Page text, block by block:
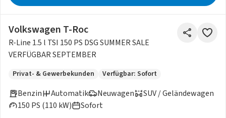
Volkswagen T-Roc
R-Line 1.5 l TSI 150 PS DSG SUMMER SALE
VERFÜGBAR SEPTEMBER
Privat- & Gewerbekunden Verfügbar: Sofort
Benzin
Neuwagen
150 PS (110 kW)
Automatik
SUV / Geländewagen
Sofort